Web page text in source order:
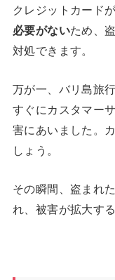
クレジットカード
必要がないため、
対処できます。
万が一、バリ島旅
すぐにカスタマー
害にあいました。
しょう。
その瞬間、盗まれ
れ、被害が拡大す